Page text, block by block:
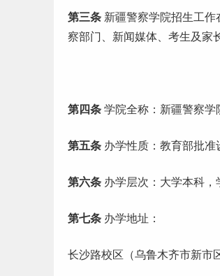
第三条 新疆警察学院招生工
察部门、新闻媒体、考生及家
第四条 学院全称：新疆警察学
第五条 办学性质：教育部批
第六条 办学层次：大学本科，
第七条 办学地址：
长沙路校区（乌鲁木齐市新市